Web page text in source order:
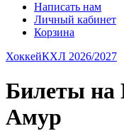
Написать нам
Личный кабинет
Корзина
ХоккейКХЛ 2026/2027
Билеты
Амур